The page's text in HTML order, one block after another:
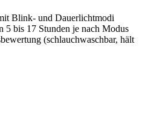
Blink- und Dauerlichtmodi
5 bis 17 Stunden je nach Modus
(schlauchwaschbar, hält